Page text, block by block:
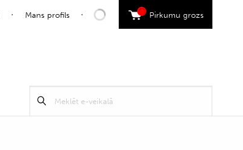
Mans profils Pirkumu grozs
0
Meklēt